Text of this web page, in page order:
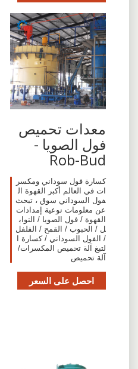
معدات تحميص
فول الصويا -
Rob-Bud
كسارة فول سوداني ومكسر
ات في العالم أكبر القهوة ال
فول السوداني سوق ، تبحث
عن معلومات نوعية إمدادات
القهوة / فول الصويا / التواب
ل / الحبوب / القمح / الفلفل
/ الفول السوداني / كسارة ا
لتبغ آلة تحميص المكسرات/
آلة تحميص
احصل على السعر